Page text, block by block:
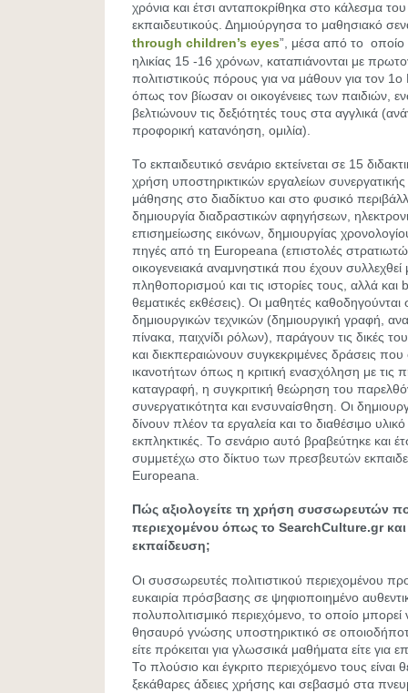
χρόνια και έτσι ανταποκρίθηκα στο κάλεσμα
εκπαιδευτικούς. Δημιούργησα το μαθησιακό
through children’s eyes”, μέσα από το οποίο
ηλικίας 15 -16 χρόνων, καταπιάνονται με
πολιτιστικούς πόρους για να μάθουν για τον
όπως τον βίωσαν οι οικογένειες των παιδιών,
βελτιώνουν τις δεξιότητές τους στα αγγλικά
προφορική κατανόηση, ομιλία).
Το εκπαιδευτικό σενάριο εκτείνεται σε 15
χρήση υποστηρικτικών εργαλείων συνεργατικής
μάθησης στο διαδίκτυο και στο φυσικό
δημιουργία διαδραστικών αφηγήσεων,
επισημείωσης εικόνων, δημιουργίας
πηγές από τη Europeana (επιστολές
οικογενειακά αναμνηστικά που έχουν
πληθοπορισμού και τις ιστορίες τους, αλλά και
θεματικές εκθέσεις). Οι μαθητές
δημιουργικών τεχνικών (δημιουργική γραφή,
πίνακα, παιχνίδι ρόλων), παράγουν τις δικές
και διεκπεραιώνουν συγκεκριμένες δράσεις
ικανοτήτων όπως η κριτική ενασχόληση με τις
καταγραφή, η συγκριτική θεώρηση του
συνεργατικότητα και ενσυναίσθηση. Οι
δίνουν πλέον τα εργαλεία και το διαθέσιμο υλικό
εκπληκτικές. Το σενάριο αυτό βραβεύτηκε και
συμμετέχω στο δίκτυο των πρεσβευτών
Europeana.
Πώς αξιολογείτε τη χρήση συσσωρευτών
περιεχομένου όπως το SearchCulture.gr
εκπαίδευση;
Οι συσσωρευτές πολιτιστικού περιεχομένου
ευκαιρία πρόσβασης σε ψηφιοποιημένο
πολυπολιτισμικό περιεχόμενο, το οποίο μπορεί
θησαυρό γνώσης υποστηρικτικό σε
είτε πρόκειται για γλωσσικά μαθήματα είτε για
Το πλούσιο και έγκριτο περιεχόμενο τους είναι
ξεκάθαρες άδειες χρήσης και σεβασμό στα